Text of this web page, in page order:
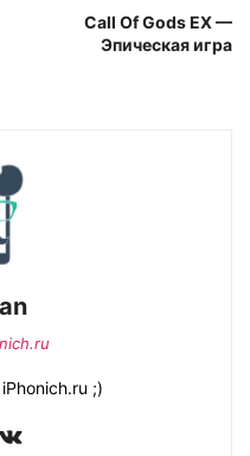
Call Of Gods EX —
Эпическая игра
;)